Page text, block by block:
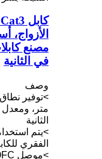
الأزواج،
في الثانية
وصف
الثانية
>يتم
الفقري